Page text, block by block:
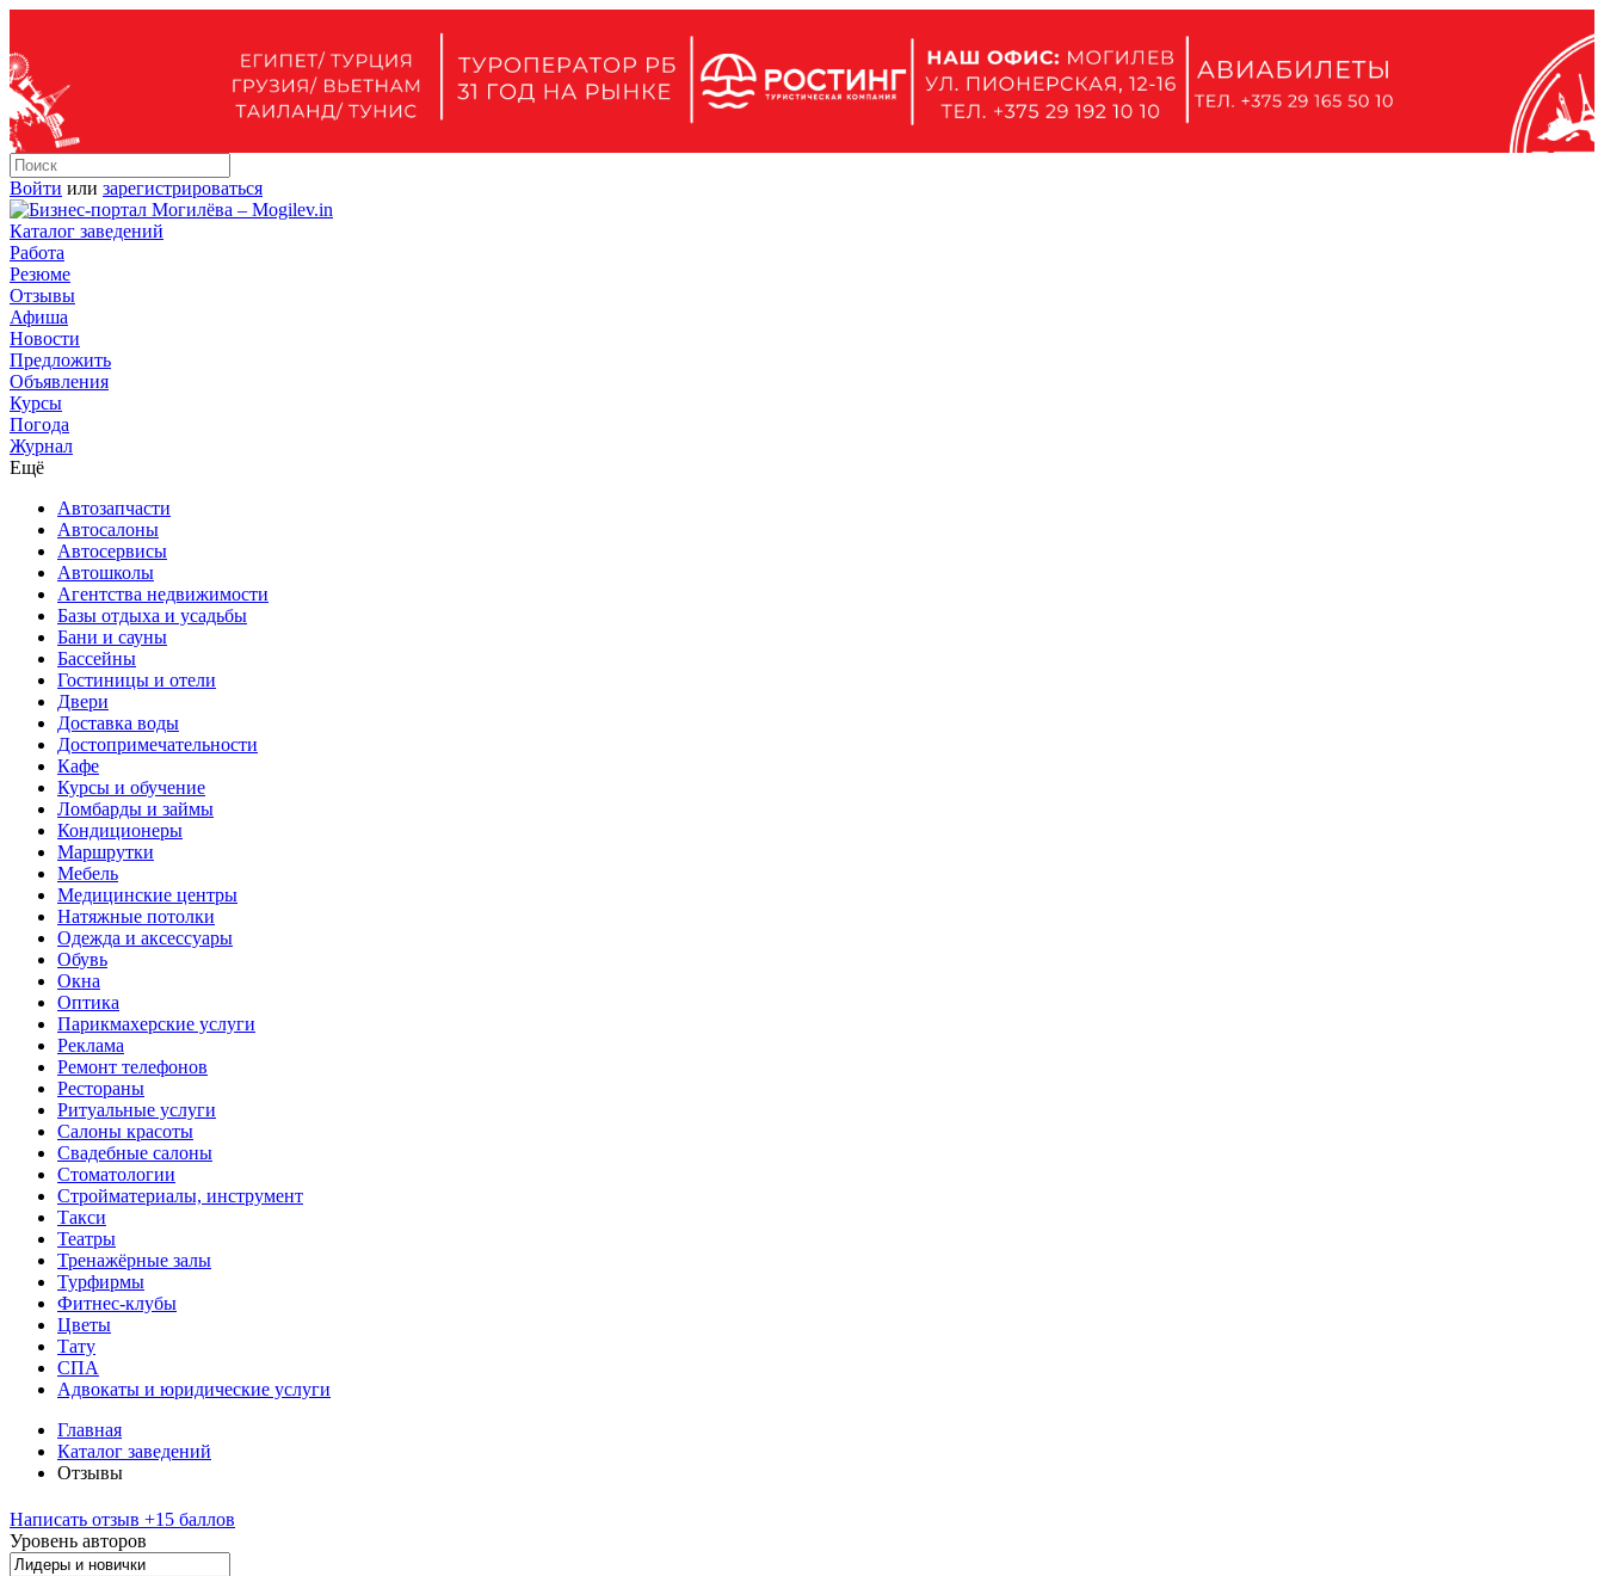
Войти или зарегистрироваться
Каталог заведений
Работа
Резюме
Отзывы
Афиша
Новости
Предложить
Объявления
Курсы
Погода
Журнал
Ещё
Автозапчасти
Автосалоны
Автосервисы
Автошколы
Агентства недвижимости
Базы отдыха и усадьбы
Бани и сауны
Бассейны
Гостиницы и отели
Двери
Доставка воды
Достопримечательности
Кафе
Курсы и обучение
Ломбарды и займы
Кондиционеры
Маршрутки
Мебель
Медицинские центры
Натяжные потолки
Одежда и аксессуары
Обувь
Окна
Оптика
Парикмахерские услуги
Реклама
Ремонт телефонов
Рестораны
Ритуальные услуги
Салоны красоты
Свадебные салоны
Стоматологии
Стройматериалы, инструмент
Такси
Театры
Тренажёрные залы
Турфирмы
Фитнес-клубы
Цветы
Тату
СПА
Адвокаты и юридические услуги
Главная
Каталог заведений
Отзывы
Написать отзыв +15 баллов
Уровень авторов